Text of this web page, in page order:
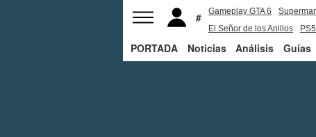
Gameplay GTA 6
El Señor de los Anillos
PS5
PORTADA Noticias Análisis Guías